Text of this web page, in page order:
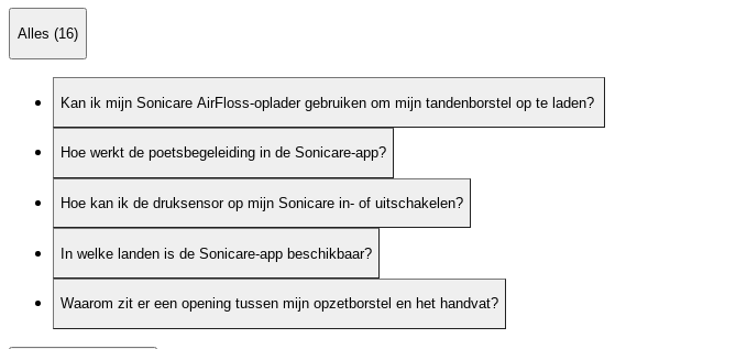
Alles (16)
Kan ik mijn Sonicare AirFloss-oplader gebruiken om mijn tandenborstel op te laden?
Hoe werkt de poetsbegeleiding in de Sonicare-app?
Hoe kan ik de druksensor op mijn Sonicare in- of uitschakelen?
In welke landen is de Sonicare-app beschikbaar?
Waarom zit er een opening tussen mijn opzetborstel en het handvat?